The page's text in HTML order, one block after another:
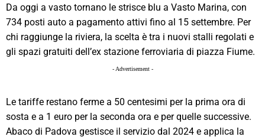
Da oggi a vasto tornano le strisce blu a Vasto Marina, con
734 posti auto a pagamento attivi fino al 15 settembre. Per
chi raggiunge la riviera, la scelta è tra i nuovi stalli regolati e
gli spazi gratuiti dell’ex stazione ferroviaria di piazza Fiume.
- Advertisement -
Le tariffe restano ferme a 50 centesimi per la prima ora di
sosta e a 1 euro per la seconda ora e per quelle successive.
Abaco di Padova gestisce il servizio dal 2024 e applica la